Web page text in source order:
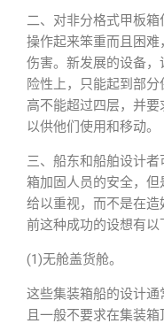
二、对非分格式甲板箱
操作起来笨重而且困
伤害。新发展的设备
险性上，只能起到部
高不能超过四层，并要
以供他们使用和移动。
三、船东和船舶设计
箱加固人员的安全，
给以重视，而不是在
前这种成功的设想有以
(1)无舱盖货舱。
这些集装箱船的设计
且一般不要求在集装箱